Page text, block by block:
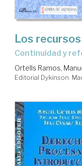
Los
continuidad y
Ortells Ramos,
Editorial Dykinson.